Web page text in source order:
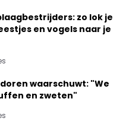
zo lok je
en vogels naar je
waarschuwt: "We
en zweten"